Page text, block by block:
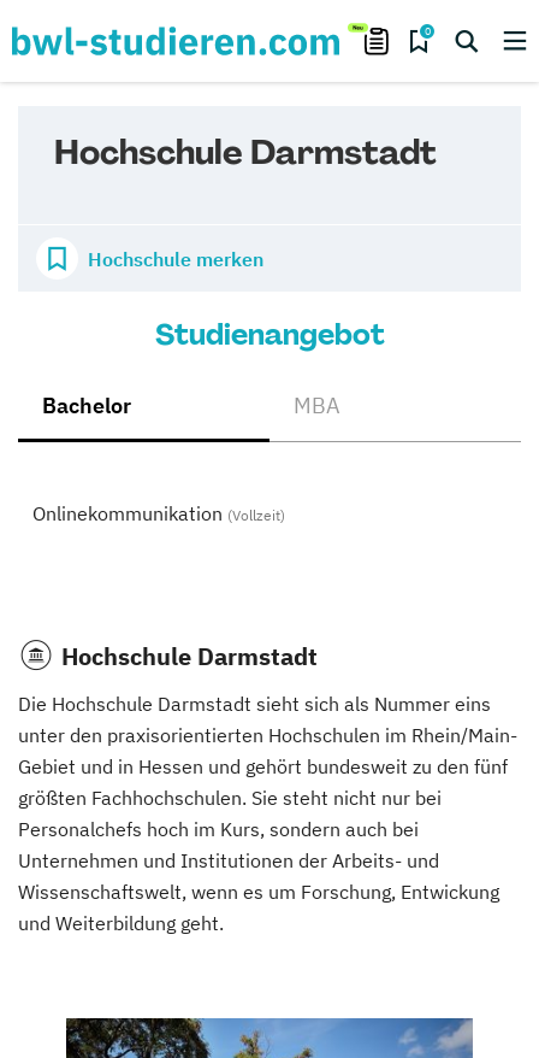
0
Hochschule Darmstadt
Hochschule merken
Studienangebot
Bachelor MBA
Onlinekommunikation (Vollzeit)
Hochschule Darmstadt
Die Hochschule Darmstadt sieht sich als Nummer eins
unter den praxisorientierten Hochschulen im Rhein/Main-
Gebiet und in Hessen und gehört bundesweit zu den fünf
größten Fachhochschulen. Sie steht nicht nur bei
Personalchefs hoch im Kurs, sondern auch bei
Unternehmen und Institutionen der Arbeits- und
Wissenschaftswelt, wenn es um Forschung, Entwickung
und Weiterbildung geht.